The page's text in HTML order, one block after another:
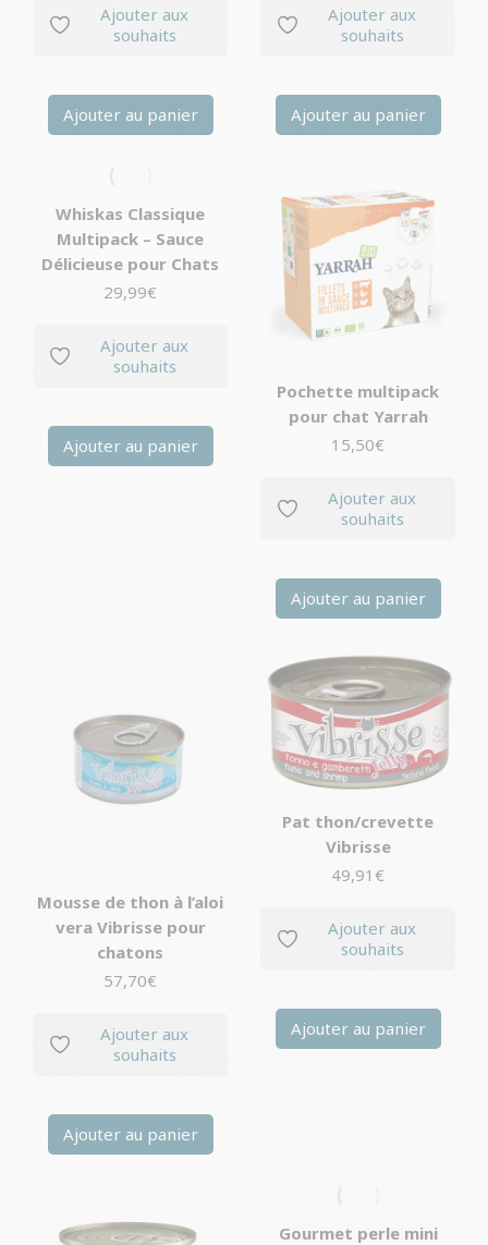
Ajouter aux
souhaits
Ajouter au panier
Ajouter aux
souhaits
Ajouter au panier
Whiskas Classique
Multipack – Sauce
Délicieuse pour Chats
29,99€
Ajouter aux
souhaits
Ajouter au panier
Pochette multipack
pour chat Yarrah
15,50€
Ajouter aux
souhaits
Ajouter au panier
Mousse de thon à l’aloi
vera Vibrisse pour
chatons
57,70€
Ajouter aux
souhaits
Ajouter au panier
Pat thon/crevette
Vibrisse
49,91 €
Ajouter aux
souhaits
Ajouter au panier
Gourmet perle mini